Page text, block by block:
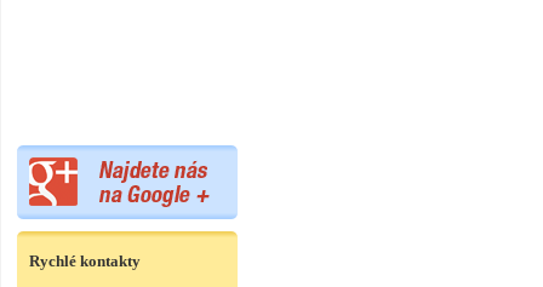
Rychlé kontakty